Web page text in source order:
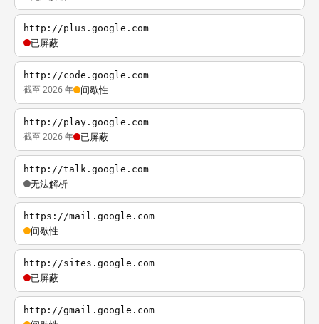
http://plus.google.com
已屏蔽
http://code.google.com
截至 2026 年 间歇性
http://play.google.com
截至 2026 年 已屏蔽
http://talk.google.com
无法解析
https://mail.google.com
间歇性
http://sites.google.com
已屏蔽
http://gmail.google.com